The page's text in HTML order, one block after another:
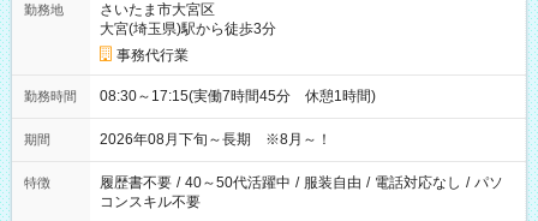
勤務地
さいたま市大宮区
大宮(埼玉県)駅から徒歩3分
事務代行業
勤務時間 08:30～17:15(実働7時間45分 休憩1時間)
期間 2026年08月下旬～長期 ※8月～！
特徴 履歴書不要 / 40～50代活躍中 / 服装自由 / 電話対応なし / パソ
コンスキル不要